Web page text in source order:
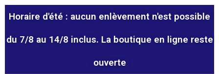
Horaire d'été : aucun enlèvement n'est possible
du 7/8 au 14/8 inclus. La boutique en ligne reste
ouverte